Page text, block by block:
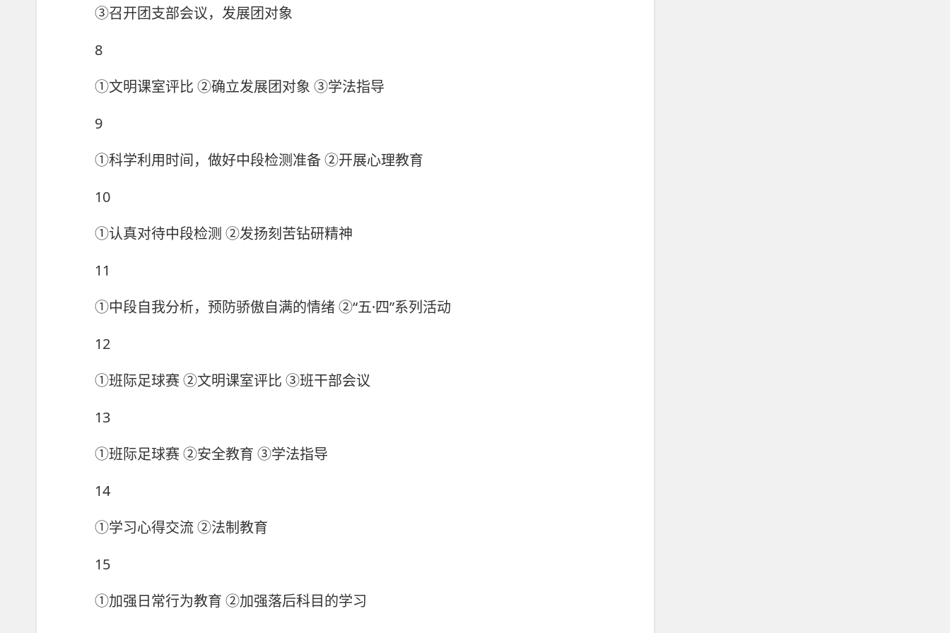
③召开团支部会议，发展团对象
8
①文明课室评比 ②确立发展团对象 ③学法指导
9
①科学利用时间，做好中段检测准备 ②开展心理教育
10
①认真对待中段检测 ②发扬刻苦钻研精神
11
①中段自我分析，预防骄傲自满的情绪 ②“五·四”系列活动
12
①班际足球赛 ②文明课室评比 ③班干部会议
13
①班际足球赛 ②安全教育 ③学法指导
14
①学习心得交流 ②法制教育
15
①加强日常行为教育 ②加强落后科目的学习